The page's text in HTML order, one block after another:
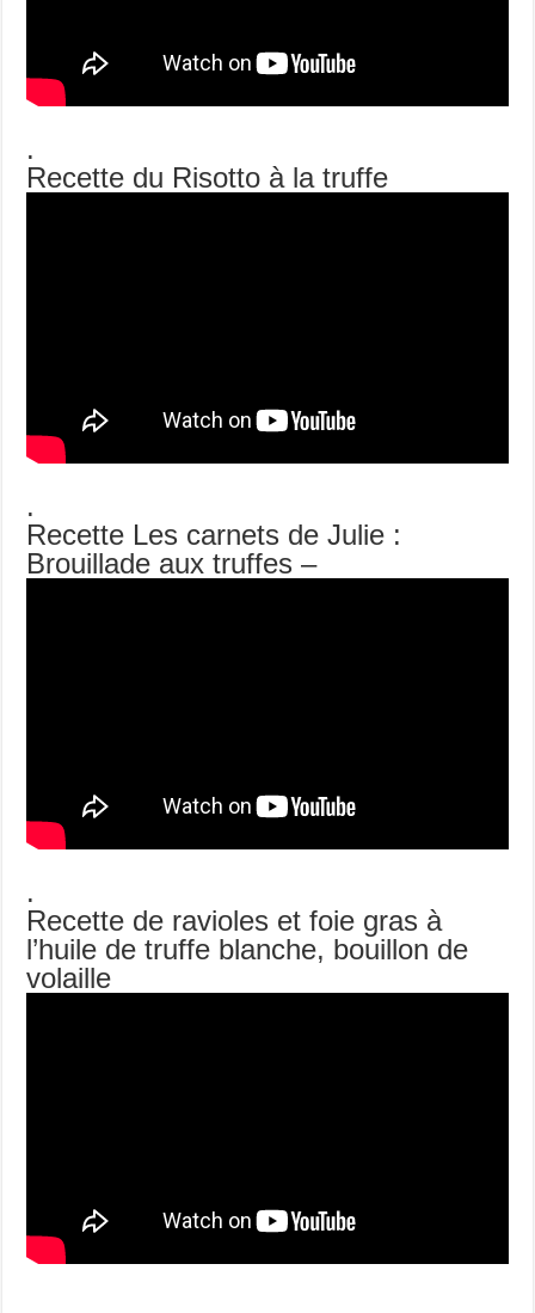
.
Recette du Risotto à la truffe
.
Recette Les carnets de Julie :
Brouillade aux truffes –
.
Recette de ravioles et foie gras à
l’huile de truffe blanche, bouillon de
volaille